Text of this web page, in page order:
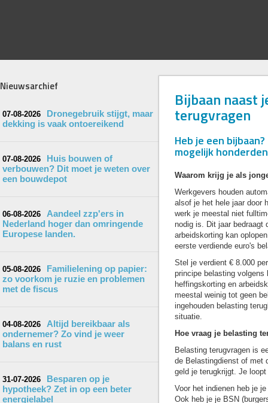
Nieuwsarchief
07-08-2026
Dronegebruik stijgt, maar
dekking is vaak ontoereikend
07-08-2026
Huis bouwen of
verbouwen? Dit moet je weten over
een bouwdepot
06-08-2026
Aandeel zzp'ers in
Nederland hoger dan omringende
Europese landen.
05-08-2026
Familielening op papier:
zo voorkom je ruzie en problemen
met de fiscus
04-08-2026
Altijd bereikbaar als
ondernemer? Zo vind je weer
balans en rust
31-07-2026
Besparen op je
hypotheek? Zet in op een beter
energielabel
Bijbaan naast
terugvragen
Heb je een
mogelijk
Waarom krijg je als
Werkgevers houden
alsof je het hele jaar door
werk je meestal niet
nodig is. Dit jaar bedraagt
arbeidskorting kan
eerste verdiende euro's
Stel je verdient € 8.000
principe belasting volgens
heffingskorting en
meestal weinig tot geen
ingehouden belasting
situatie.
Hoe vraag je belasting
Belasting terugvragen is
de Belastingdienst of met
geld je terugkrijgt. Je
Voor het indienen heb je
Ook heb je je BSN